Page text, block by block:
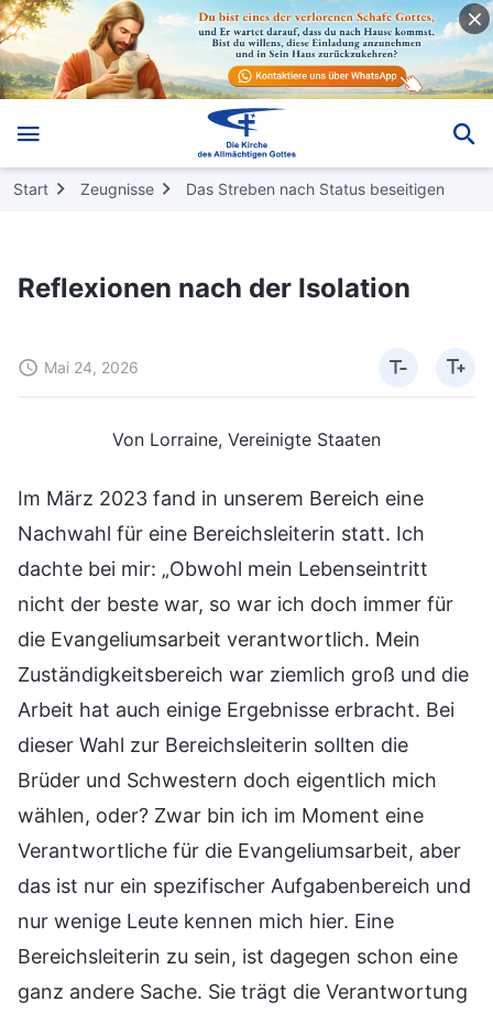
Start Zeugnisse Das Streben nach Status beseitigen
Reflexionen nach der Isolation
Mai 24, 2026
Von Lorraine, Vereinigte Staaten
Im März 2023 fand in unserem Bereich eine
Nachwahl für eine Bereichsleiterin statt. Ich
dachte bei mir: „Obwohl mein Lebenseintritt
nicht der beste war, so war ich doch immer für
die Evangeliumsarbeit verantwortlich. Mein
Zuständigkeitsbereich war ziemlich groß und die
Arbeit hat auch einige Ergebnisse erbracht. Bei
dieser Wahl zur Bereichsleiterin sollten die
Brüder und Schwestern doch eigentlich mich
wählen, oder? Zwar bin ich im Moment eine
Verantwortliche für die Evangeliumsarbeit, aber
das ist nur ein spezifischer Aufgabenbereich und
nur wenige Leute kennen mich hier. Eine
Bereichsleiterin zu sein, ist dagegen schon eine
ganz andere Sache. Sie trägt die Verantwortung